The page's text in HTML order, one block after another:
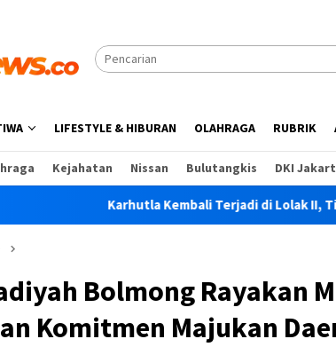
LIFESTYLE & HIBURAN OLAHRAGA RUBRIK
Kejahatan Nissan Bulutangkis DKI
Karhutla Kembali Terjadi di Lolak II, Tim Gabungan
Bolmong Rayakan
Komitmen Majukan